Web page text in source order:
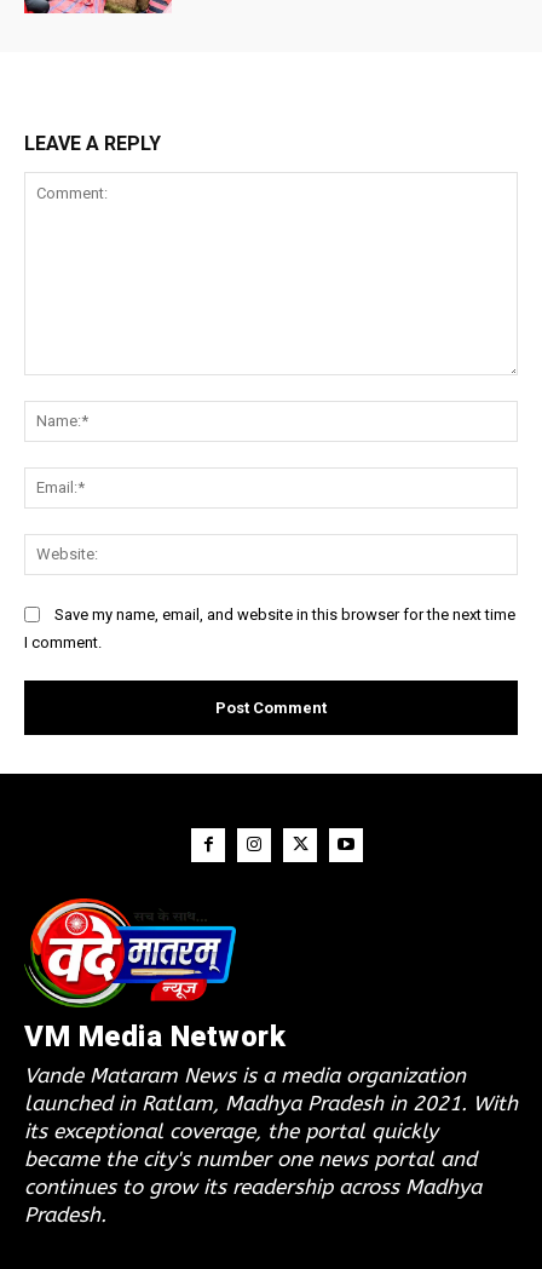
LEAVE A REPLY
Save my name, email, and website in this browser for the next time
I comment.
VM Media Network
Vande Mataram News is a media organization
launched in Ratlam, Madhya Pradesh in 2021. With
its exceptional coverage, the portal quickly
became the city's number one news portal and
continues to grow its readership across Madhya
Pradesh.